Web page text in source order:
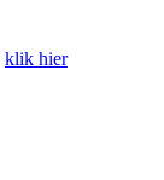
klik hier